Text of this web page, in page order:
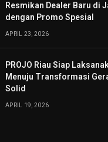
Resmikan Dealer Baru di
dengan Promo Spesial
APRIL 23, 2026
PROJO Riau Siap
Menuju Transformasi
Solid
APRIL 19, 2026